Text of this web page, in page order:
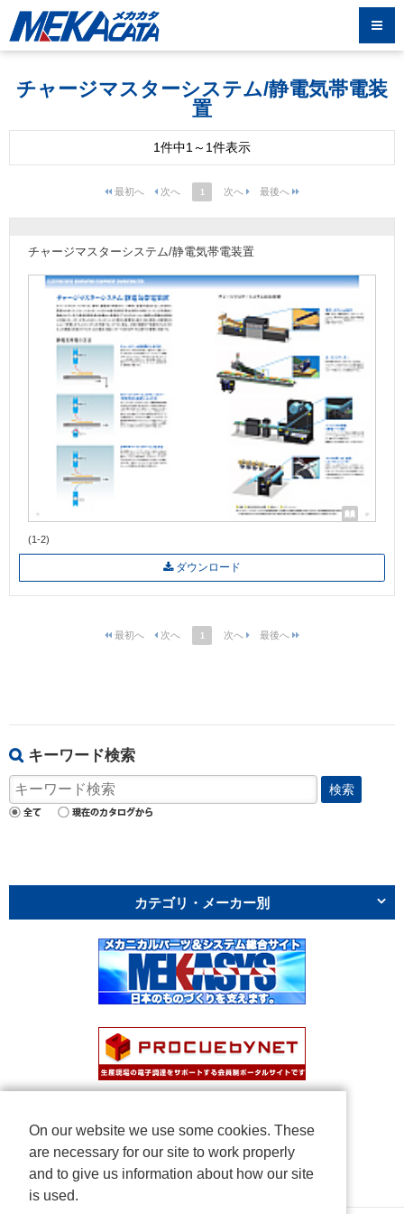
チャージマスターシステム/静電気帯電装
置
1件中1～1件表示
1
チャージマスターシステム/静電気帯電装置
(1-2)
ダウンロード
1
キーワード検索
検索
カテゴリ・メーカー別
On our website we use some cookies. These
are necessary for our site to work properly
and to give us information about how our site
is used.